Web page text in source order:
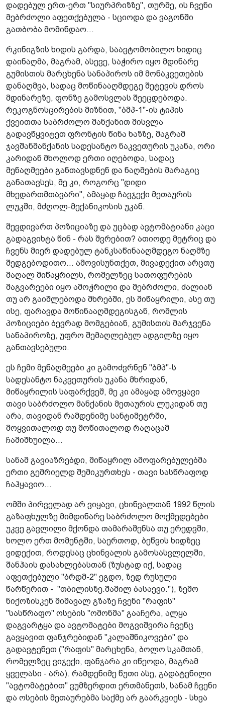
დადებულ ერთ-ერთ "სიურპრიზზე", თურმე, ის ჩვენი
მებრძოლი აფეთქებულა - სციოდა და ვაგონში
გათბობა მომინდაო...
რკინიგზის ხიდის გარდა, საავტომობილო ხიდიც
დაინაღმა, მაგრამ, ასევე, საჭირო იყო მდინარე
გუმისთის მარცხენა სანაპიროს იმ მონაკვეთების
დანაღმვა, სადაც მოწინააღმდეგე შეტევის დროს
მდინარეზე, ფონზე გამოსვლას შეეცდებოდა.
რეკოგნოსცირების მიზნით, "ბმპ-1"-ის ტიპის
ქვეითთა საბრძოლო მანქანით მისვლა
გადავწყვიტეთ ფრონტის წინა ხაზზე, მაგრამ
ჯავშანმანქანის სადესანტო ნაკვეთურის უკანა, ორი
კარიდან მხოლოდ ერთი იღებოდა, სადაც
მენაღმეები განთავსდნენ და ნაღმების მარაგიც
განათავსეს, მე კი, როგორც "დიდი
მხედართმთავარი", ამაყად ჩავჯექი მეთაურის
ლუკში, მძღოლ-მექანიკოსის უკან.
შევდივართ პოზიციაზე და უცბად ავტომატიანი კაცი
გადაგვიხტა წინ - რას შვრებით? ათიოდე მეტრიც და
ჩვენს მიერ დადებულ ტანკსაწინააღმდეგო ნაღმზე
შედგებოდითო... ამოვისუნთქეთ, მივადექით არცთუ
მაღალ მიწაყრილს, რომელზეც სათოფურების
მაგვარეები იყო ამოჭრილი და მებრძოლი, ძალიან
თუ არ გაიშლებოდა მხრებში, ეს მიწაყრილი, ასე თუ
ისე, ფარავდა მოწინააღმდეგისგან, რომლის
პოზიციები ბევრად მომგებიან, გუმისთის მარჯვენა
სანაპიროზე, უფრო შემაღლებულ ადგილზე იყო
განთავსებული.
ეს ჩემი მენაღმეები კი გამოძვრნენ "ბმპ"-ს
სადესანტო ნაკვეთურის უკანა მხრიდან,
მიწაყრილის საფარქვეშ, მე კი ამაყად ამოვყავი
თავი საბრძოლო მანქანის მეთაურის ლუკიდან თუ
არა, თავიდან რამდენიმე სანტიმეტრში,
მოყვითალოდ თუ მოწითალოდ რაღაცამ
ჩამიშხუილა...
სანამ გავიაზრებდი, მიწაყრილ ამოფარებულებმა
ერთი გემრიელდ შემიკურთხეს - თავი სასწრაფოდ
ჩაჰყავიო...
ომში პირველად არ ვიყავი, ცხინვალთან 1992 წლის
გაზაფხულზე მიმდინარე საბრძოლო მოქმედებები
უკვე გავლილი მქონდა თამარაშენსა თუ ერედვში,
ხოლო ერთ მომენტში, საერთოდ, ბეწვის ხიდზეც
ვიდექით, როდესაც ცხინვალის გამოსასვლელში,
შანჰაის დასახლებასთან (ზუსტად იქ, სადაც
აფეთქებული "ბრდმ-2" ეგდო, ზედ რუსული
წარწერით - "თბილისზე.შამილ ბასაევი."), ზემო
ნიქოზისკენ მიმავალ გზაზე ჩვენი "რაფის"
"სასწრაფო" ოსების "ომონმა" გააჩერა, ალყა
დაგვარტყა და ავტომატები მოგვიშვირა ჩვენც
გავყავით ფანჯრებიდან "კალაშნიკოვები" და
გადავტენეთ ("რაფის" მარცხენა, ბოლო სკამთან,
რომელზეც ვიჯექი, ფანჯარა კი იწეოდა, მაგრამ
ყველასი - არა). რამდენიმე წუთი ასე, გადატენილი
"ავტომატებით" ვუმზერდით ერთმანეთს, სანამ ჩვენი
და ოსების მეთაურებმა საქმე არ გაარკვიეს - სხვა